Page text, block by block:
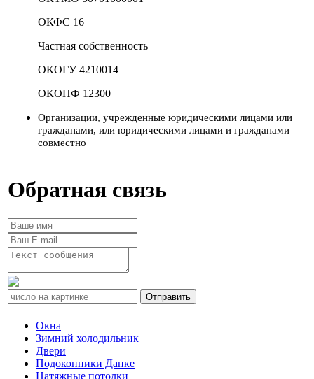
ОКФС 16
Частная собственность
ОКОГУ 4210014
ОКОПФ 12300
Организации, учрежденные юридическими лицами или
гражданами, или юридическими лицами и гражданами
совместно
Обратная связь
Окна
Зимний холодильник
Двери
Подоконники Данке
Натяжные потолки